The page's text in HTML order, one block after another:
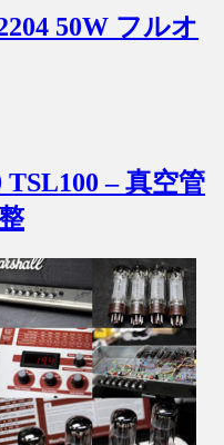
50W フルオ
– 真空管